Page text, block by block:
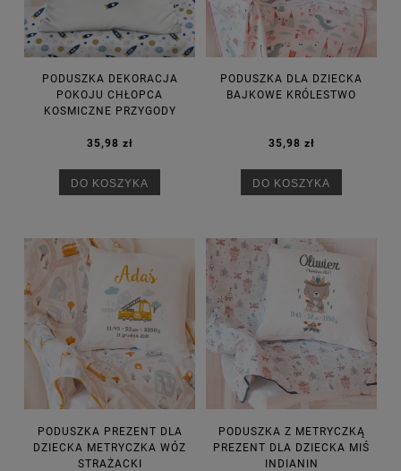
PODUSZKA DEKORACJA
POKOJU CHŁOPCA
KOSMICZNE PRZYGODY
35,98 zł
DO KOSZYKA
PODUSZKA DLA DZIECKA
BAJKOWE KRÓLESTWO
35,98 zł
DO KOSZYKA
PODUSZKA PREZENT DLA
DZIECKA METRYCZKA WÓZ
STRAŻACKI
PODUSZKA Z METRYCZKĄ
PREZENT DLA DZIECKA MIŚ
INDIANIN